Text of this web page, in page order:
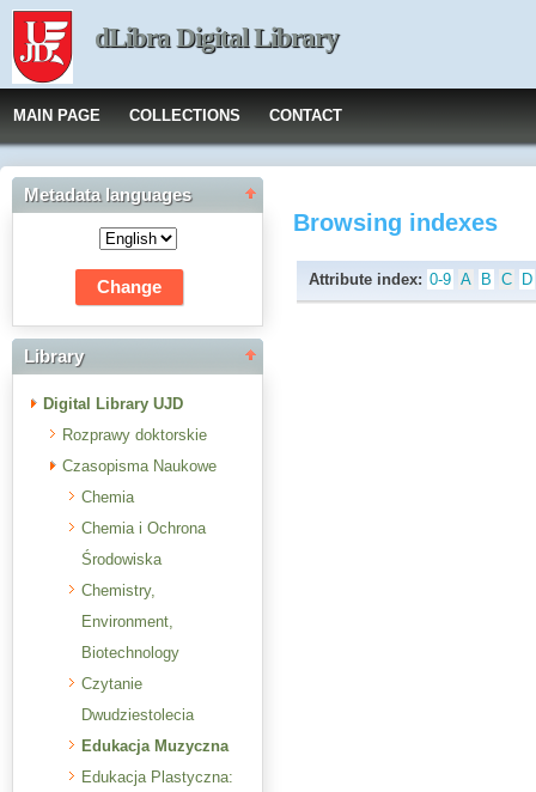
dLibra Digital Library
MAIN PAGE COLLECTIONS CONTACT
Metadata languages
Library
Digital Library UJD
Rozprawy doktorskie
Czasopisma Naukowe
Chemia
Chemia i Ochrona
Środowiska
Chemistry,
Environment,
Biotechnology
Czytanie
Dwudziestolecia
Edukacja Muzyczna
Edukacja Plastyczna:
Browsing indexes
Attribute index: 0-9 A B C D